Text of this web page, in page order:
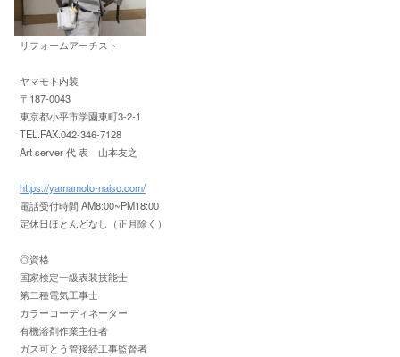
リフォームアーチスト
ヤマモト内装
〒187-0043
東京都小平市学園東町3-2-1
TEL.FAX.042-346-7128
Art server 代 表 山本友之
https://yamamoto-naiso.com/
電話受付時間 AM8:00~PM18:00
定休日ほとんどなし（正月除く）
◎資格
国家検定一級表装技能士
第二種電気工事士
カラーコーディネーター
有機溶剤作業主任者
ガス可とう管接続工事監督者